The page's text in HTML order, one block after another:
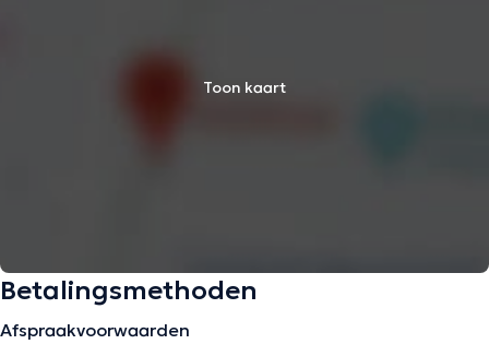
Toon kaart
Betalingsmethoden
Afspraakvoorwaarden